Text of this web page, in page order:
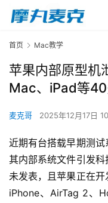
首页 Mac教学
苹果内部原型机
Mac、iPad等
麦克哥 2025年12月17日
近期有台搭载早期测试
其内部系统文件引发
未发表，且苹果正在
iPhone、AirTag 2、